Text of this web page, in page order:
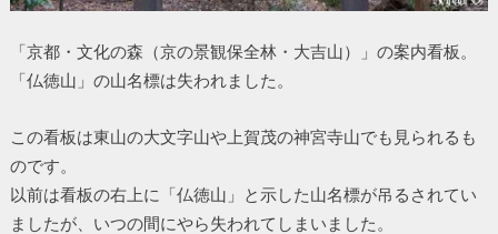
「京都・文化の森（京の景観保全林・大吉山）」の案内看板。
「仏徳山」の山名標は失われました。
この看板は東山の大文字山や上賀茂の神宮寺山でも見られるも
のです。
以前は看板の右上に「仏徳山」と示した山名標が吊るされてい
ましたが、いつの間にやら失われてしまいました。